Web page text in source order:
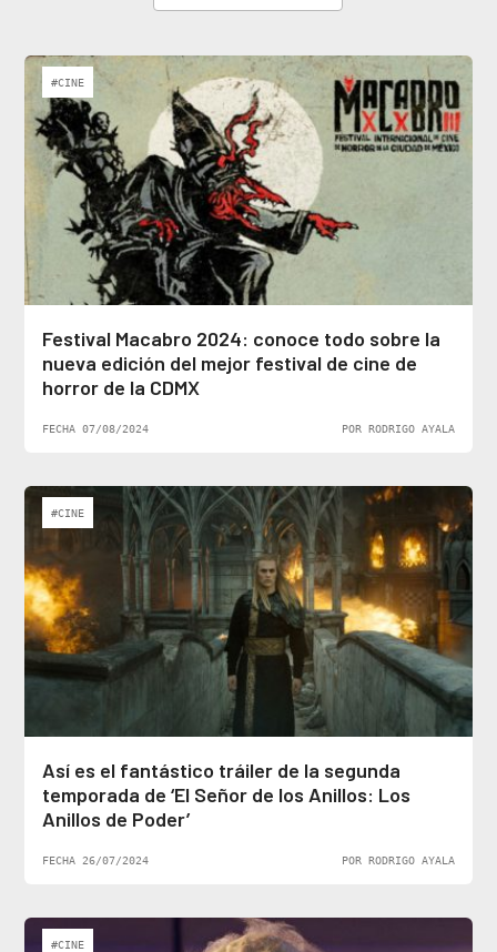
#CINE
Festival Macabro 2024: conoce todo sobre la
nueva edición del mejor festival de cine de
horror de la CDMX
FECHA 07/08/2024 POR RODRIGO AYALA
#CINE
Así es el fantástico tráiler de la segunda
temporada de ‘El Señor de los Anillos: Los
Anillos de Poder’
FECHA 26/07/2024 POR RODRIGO AYALA
#CINE